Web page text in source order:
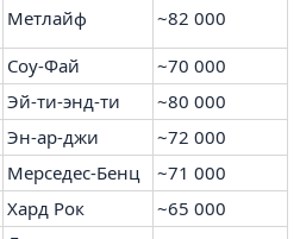
Метлайф ~82 000
Соу-Фай
~70 000
Эй-ти-энд-ти
~80 000
Эн-ар-джи
~72 000
Мерседес-Бенц
~71 000
Хард Рок ~65 000